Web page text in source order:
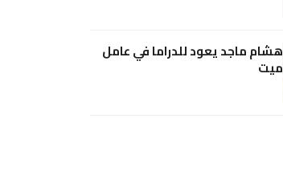
هشام ماجد يعود للدراما في عامل
ميت